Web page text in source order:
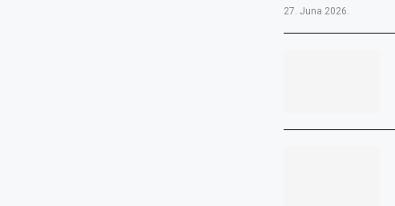
27. Juna 2026.